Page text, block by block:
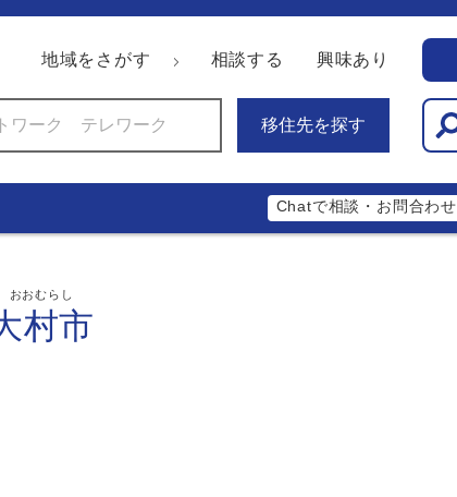
地域をさがす 相談する 興味あり
移住先を探す
Chatで相談・お問合わせ
村市
おおむらし